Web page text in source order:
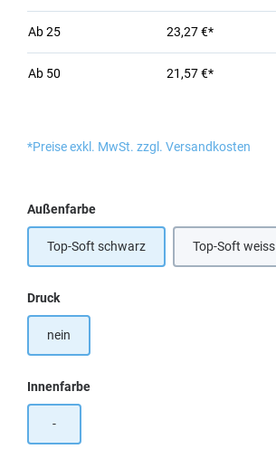
Ab25 23,27 €*
Ab 50 21,57 €*
*Preise exkl. MwSt. zzgl. Versandkosten
Außenfarbeauswählen
Top-Soft schwarz Top-Soft weiss
Druckauswählen
nein
Innenfarbeauswählen
-